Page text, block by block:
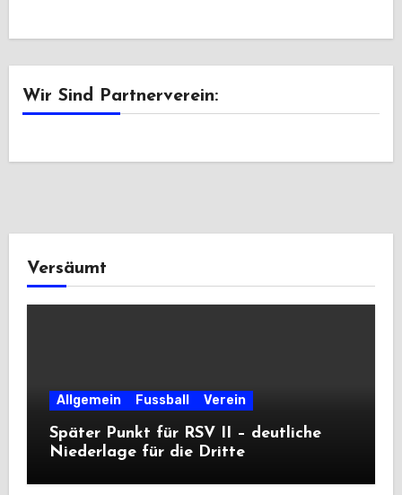
Wir Sind Partnerverein:
Versäumt
Allgemein Fussball Verein
Später Punkt für RSV II – deutliche
Niederlage für die Dritte